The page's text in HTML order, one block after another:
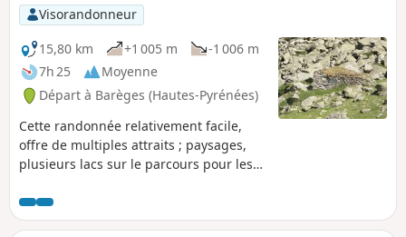
Visorandonneur
15,80 km
+1 005 m
-1 006 m
7h 25
Moyenne
Départ à Barèges (Hautes-Pyrénées)
Cette randonnée relativement facile,
offre de multiples attraits ; paysages,
plusieurs lacs sur le parcours pour les
faire une boucle par le Col de Tracens,
ramenant au point de départ.